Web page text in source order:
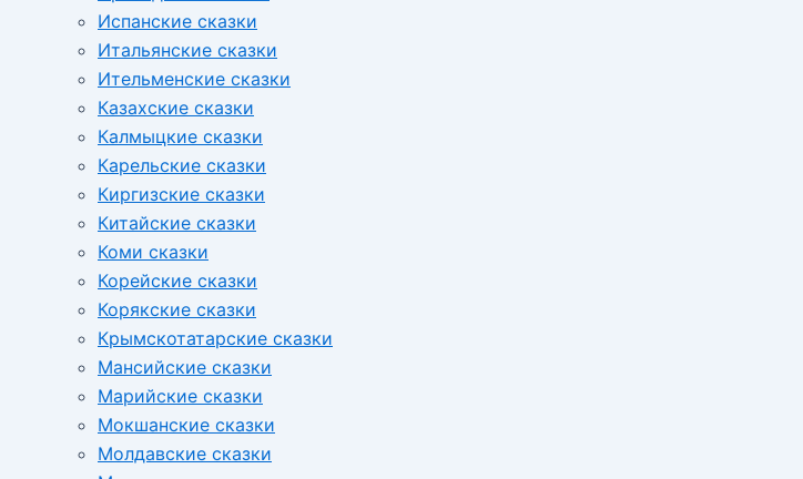
Испанские сказки
Итальянские сказки
Ительменские сказки
Казахские сказки
Калмыцкие сказки
Карельские сказки
Киргизские сказки
Китайские сказки
Коми сказки
Корейские сказки
Корякские сказки
Крымскотатарские сказки
Мансийские сказки
Марийские сказки
Мокшанские сказки
Молдавские сказки